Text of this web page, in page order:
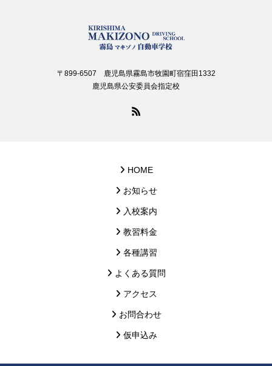
〒899-6507 鹿児島県霧島市牧園町宿窪田1332
鹿児島県公安委員会指定校
HOME
お知らせ
入校案内
教習料金
各種講習
よくある質問
アクセス
お問合わせ
仮申込み